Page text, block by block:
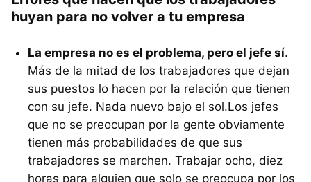
huyan para no volver a tu empresa
La empresa no es el problema, pero el jefe sí.
Más de la mitad de los trabajadores que dejan
sus puestos lo hacen por la relación que tienen
con su jefe. Nada nuevo bajo el sol.Los jefes
que no se preocupan por la gente obviamente
tienen más probabilidades de que sus
trabajadores se marchen. Trabajar ocho, diez
horas para alguien que solo se preocupa por los